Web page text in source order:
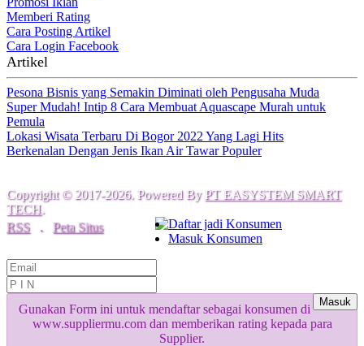
Memberi Rating
Cara Posting Artikel
Cara Login Facebook
Artikel
Pesona Bisnis yang Semakin Diminati oleh Pengusaha Muda
Super Mudah! Intip 8 Cara Membuat Aquascape Murah untuk
Pemula
Lokasi Wisata Terbaru Di Bogor 2022 Yang Lagi Hits
Berkenalan Dengan Jenis Ikan Air Tawar Populer
Copyright © 2017-2026. Powered By PT EASYSTEM SMART
TECH.
RSS
. Peta Situs
Daftar jadi Konsumen
Masuk Konsumen
Masuk
Gunakan Form ini untuk mendaftar sebagai konsumen di
www.suppliermu.com dan memberikan rating kepada para
Supplier.